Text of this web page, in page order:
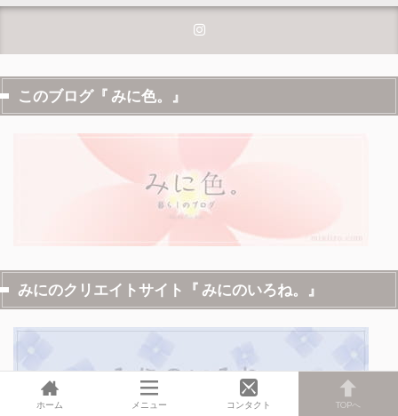
このブログ『 みに色。』
みにのクリエイトサイト『 みにのいろね。』
ホーム メニュー コンタクト TOPへ